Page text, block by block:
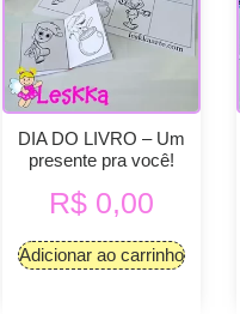
DIA DO LIVRO – Um
presente pra você!
R$0,00
Adicionar ao carrinho